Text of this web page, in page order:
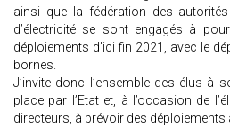
ainsi que la fédération des
d’électricité se sont engagés à
déploiements d’ici fin 2021, avec le
bornes.
J’invite donc l’ensemble des élus à
place par l’Etat et, à l’occasion de
directeurs, à prévoir des déploiements